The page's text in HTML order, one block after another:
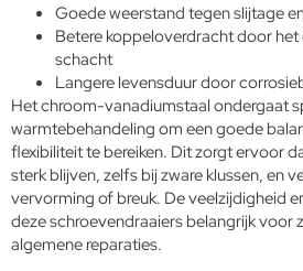
Goede weerstand tegen slijtage
Betere koppeloverdracht door
schacht
Langere levensduur door
Het chroom-vanadiumstaal ondergaat
warmtebehandeling om een goede
flexibiliteit te bereiken. Dit zorgt ervoor
sterk blijven, zelfs bij zware klussen, en
vervorming of breuk. De veelzijdigheid
deze schroevendraaiers belangrijk voor
algemene reparaties.